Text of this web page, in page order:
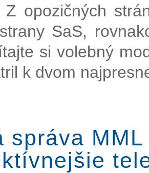
Z opozičných
SaS,
si volebný
k dvom
správa